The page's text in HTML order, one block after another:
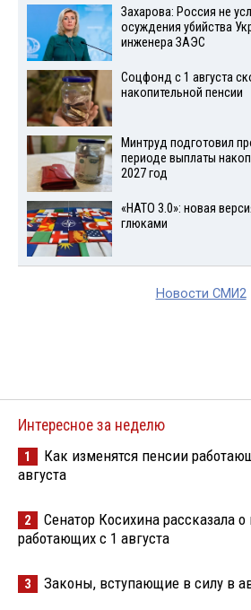
Захарова: Россия не
осуждения убийства
инженера ЗАЭС
Соцфонд с 1 августа
накопительной пенсии
Минтруд подготовил
периоде выплаты
2027 год
«НАТО 3.0»: новая
глюками
Новости СМИ2
Интересное за неделю
1
Как изменятся пенсии
августа
2
Сенатор Косихина рассказала
работающих с 1 августа
3 Законы, вступающие в силу в